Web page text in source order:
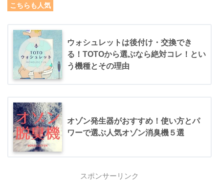
こちらも人気
ウォシュレットは後付け・交換でき
る！TOTOから選ぶなら絶対コレ！とい
う機種とその理由
オゾン発生器がおすすめ！使い方とパ
ワーで選ぶ人気オゾン消臭機５選
スポンサーリンク